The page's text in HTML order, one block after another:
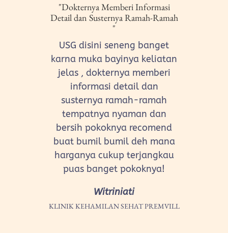
"Dokternya Memberi Informasi
Detail dan Susternya Ramah-Ramah
"
USG disini seneng banget
karna muka bayinya keliatan
jelas , dokternya memberi
informasi detail dan
susternya ramah-ramah
tempatnya nyaman dan
bersih pokoknya recomend
buat bumil bumil deh mana
harganya cukup terjangkau
puas banget pokoknya!
Witriniati
KLINIK KEHAMILAN SEHAT PREMVILL